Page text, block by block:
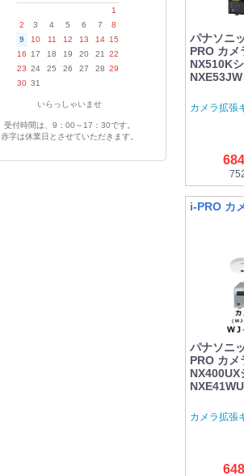
1
2
3 4 5 6 7
8
9
10 11 12 13 14 15
16
17 18 19 20 21
22
23 24 25 26 27 28 29
30 31
いらっしゃいませ
受付時間は、9：00～17：30です。
赤字は休業日とさせていただきます。
パナソニ
PRO カメ
NX510K
カメラ拡張
i-PRO カ
パナソニ
PRO カメ
NX400UX
カメラ拡張